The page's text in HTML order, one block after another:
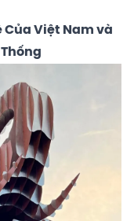
Của Việt Nam và